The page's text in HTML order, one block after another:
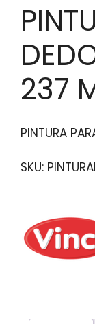
237
PINTURA
SKU: